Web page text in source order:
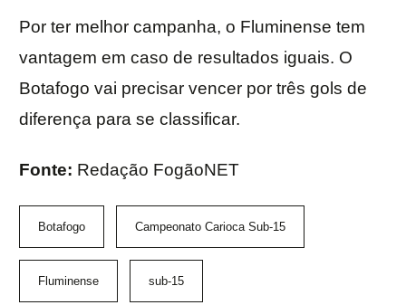
Por ter melhor campanha, o Fluminense tem
vantagem em caso de resultados iguais. O
Botafogo vai precisar vencer por três gols de
diferença para se classificar.
Fonte: Redação FogãoNET
Botafogo Campeonato Carioca Sub-15
Fluminense sub-15